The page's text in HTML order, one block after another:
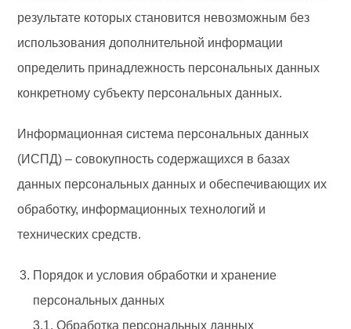
результате которых становится невозможным без
использования дополнительной информации
определить принадлежность персональных данных
конкретному субъекту персональных данных.
Информационная система персональных данных
(ИСПД) – совокупность содержащихся в базах
данных персональных данных и обеспечивающих их
обработку, информационных технологий и
технических средств.
Порядок и условия обработки и хранение
персональных данных
3.1. Обработка персональных данных